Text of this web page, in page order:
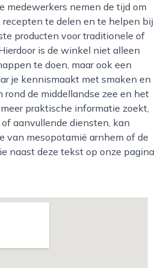
medewerkers nemen de tijd om
te delen en te helpen bij
producten voor traditionele of
is de winkel niet alleen
te doen, maar ook een
je kennismaakt met smaken en
rond de middellandse zee en het
praktische informatie zoekt,
aanvullende diensten, kan
van mesopotamië arnhem of de
naast deze tekst op onze pagina